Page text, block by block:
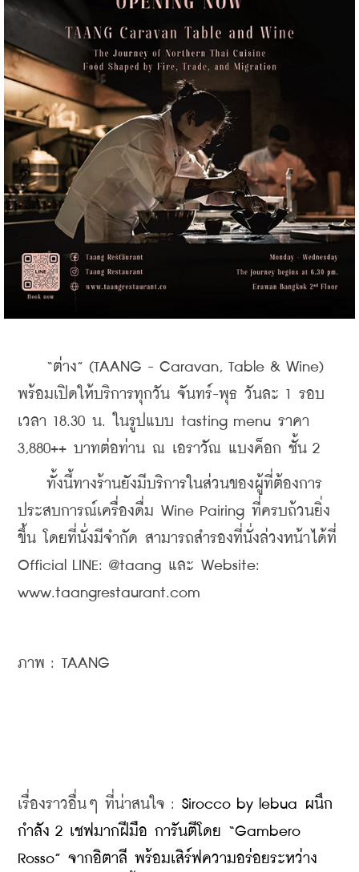
“ต่าง” (TAANG - Caravan, Table & Wine)
พร้อมเปิดให้บริการทุกวัน จันทร์-พุธ วันละ 1 รอบ
เวลา 18.30 น. ในรูปแบบ tasting menu ราคา
3,880++ บาทต่อท่าน ณ เอราวัณ แบงค็อก ชั้น 2
ทั้งนี้ทางร้านยังมีบริการในส่วนของผู้ที่ต้องการ
ประสบการณ์เครื่องดื่ม Wine Pairing ที่ครบถ้วนยิ่ง
ขึ้น โดยที่นั่งมีจำกัด สามารถสำรองที่นั่งล่วงหน้าได้ที่
Official LINE: @taang และ Website:
www.taangrestaurant.com
ภาพ : TAANG
เรื่องราวอื่นๆ ที่น่าสนใจ : Sirocco by lebua ผนึก
กำลัง 2 เชฟมากฝีมือ การันตีโดย “Gambero
Rosso” จากอิตาลี พร้อมเสิร์ฟความอร่อยระหว่าง